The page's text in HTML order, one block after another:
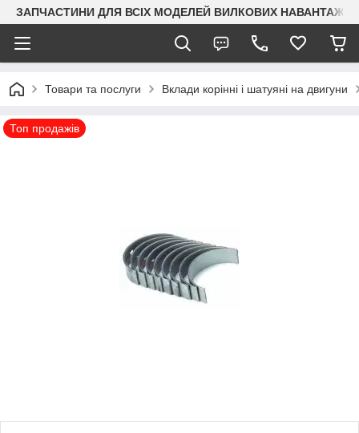
ЗАПЧАСТИНИ ДЛЯ ВСІХ МОДЕЛЕЙ ВИЛКОВИХ
Товари та послуги Вклади корінні і шатуяні на двигуни
Топ продажів